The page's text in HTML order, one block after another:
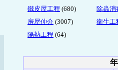
鐵皮屋工程 (680) 除蟲消
房屋仲介 (3007) 衛生工
隔熱工程 (64)